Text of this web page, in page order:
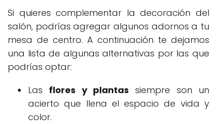
Si quieres complementar la decoración del
salón, podrías agregar algunos adornos a tu
mesa de centro. A continuación te dejamos
una lista de algunas alternativas por las que
podrías optar:
Las flores y plantas siempre son un
acierto que llena el espacio de vida y
color.